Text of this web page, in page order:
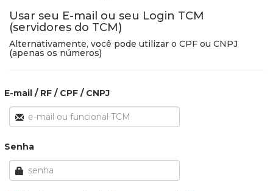
Usar seu E-mail ou seu Login TCM
(servidores do TCM)
Alternativamente, você pode utilizar o CPF ou CNPJ
(apenas os números)
E-mail / RF / CPF / CNPJ
Senha